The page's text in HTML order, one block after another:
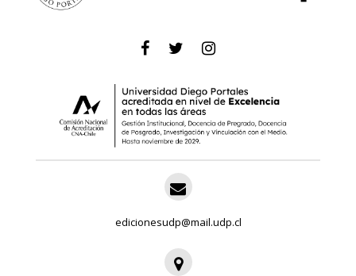
edicionesudp@mail.udp.cl